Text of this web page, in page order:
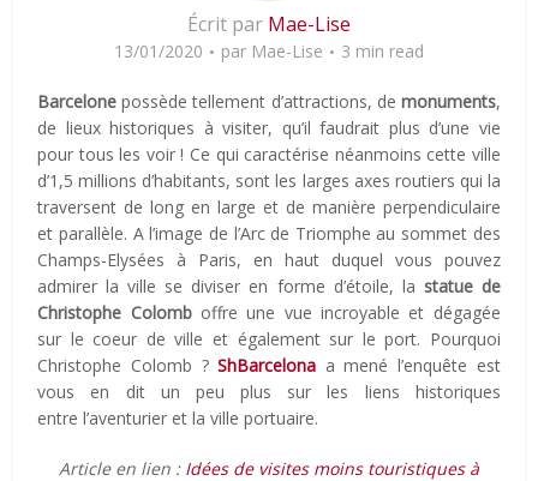
Écrit par Mae-Lise
13/01/2020 par Mae-Lise 3 min read
Barcelone possède tellement d’attractions, de monuments,
de lieux historiques à visiter, qu’il faudrait plus d’une vie
pour tous les voir ! Ce qui caractérise néanmoins cette ville
d’1,5 millions d’habitants, sont les larges axes routiers qui la
traversent de long en large et de manière perpendiculaire
et parallèle. A l’image de l’Arc de Triomphe au sommet des
Champs-Elysées à Paris, en haut duquel vous pouvez
admirer la ville se diviser en forme d’étoile, la statue de
Christophe Colomboffre une vue incroyable et dégagée
sur le coeur de ville et également sur le port. Pourquoi
Christophe Colomb ?ShBarcelona a mené l’enquête est
vous en dit un peu plus sur les liens historiques
entre l’aventurier et la ville portuaire.
Article en lien : Idées de visites moins touristiques à